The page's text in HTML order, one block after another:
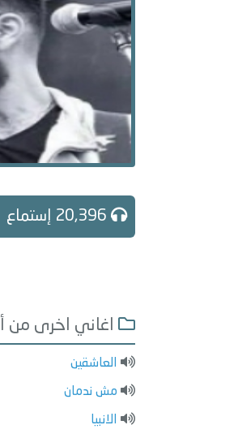
اغاني اخرى من
العاشقين
مش ندمان
الانبيا